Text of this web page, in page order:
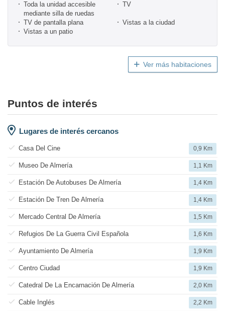
Toda la unidad accesible
mediante silla de ruedas
TV
TV de pantalla plana
Vistas a la ciudad
Vistas a un patio
Ver más habitaciones
Puntos de interés
Lugares de interés cercanos
Casa Del Cine 0,9 Km
Museo De Almería 1,1 Km
Estación De Autobuses De Almería 1,4 Km
Estación De Tren De Almería 1,4 Km
Mercado Central De Almería 1,5 Km
Refugios De La Guerra Civil Española 1,6 Km
Ayuntamiento De Almería 1,9 Km
Centro Ciudad 1,9 Km
Catedral De La Encarnación De Almería 2,0 Km
Cable Inglés 2,2 Km